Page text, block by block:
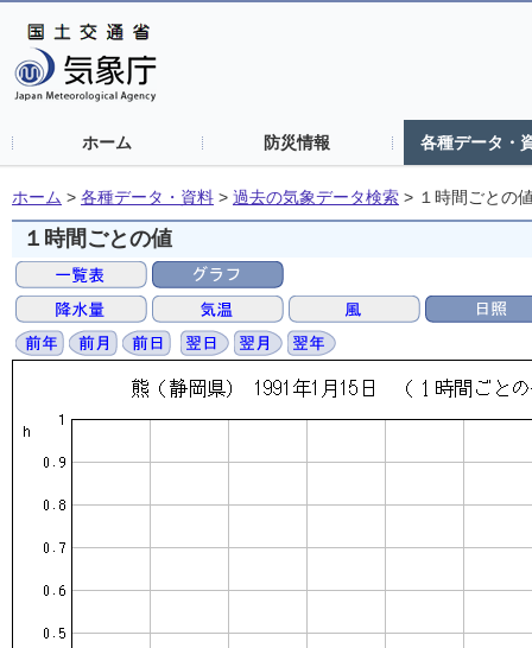
ホーム 防災情報 各種データ・
ホーム > 各種データ・資料 > 過去の気象データ検索 > １時間ごとの
１時間ごとの値